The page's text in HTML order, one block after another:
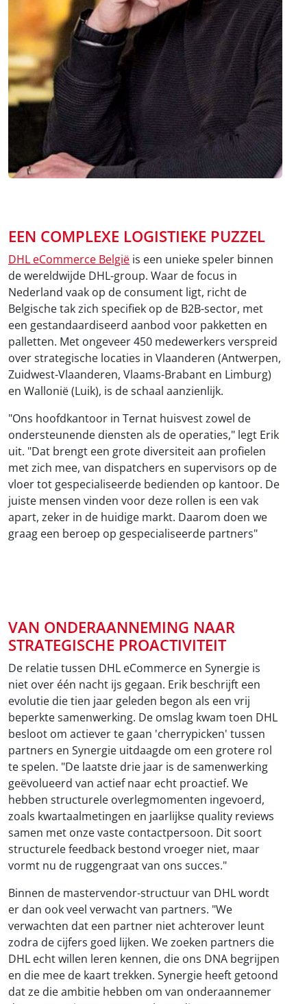
EEN COMPLEXE LOGISTIEKE PUZZEL
DHL eCommerce België is een unieke speler binnen
de wereldwijde DHL-group. Waar de focus in
Nederland vaak op de consument ligt, richt de
Belgische tak zich specifiek op de B2B-sector, met
een gestandaardiseerd aanbod voor pakketten en
palletten. Met ongeveer 450 medewerkers verspreid
over strategische locaties in Vlaanderen (Antwerpen,
Zuidwest-Vlaanderen, Vlaams-Brabant en Limburg)
en Wallonië (Luik), is de schaal aanzienlijk.
"Ons hoofdkantoor in Ternat huisvest zowel de
ondersteunende diensten als de operaties," legt Erik
uit. "Dat brengt een grote diversiteit aan profielen
met zich mee, van dispatchers en supervisors op de
vloer tot gespecialiseerde bedienden op kantoor. De
juiste mensen vinden voor deze rollen is een vak
apart, zeker in de huidige markt. Daarom doen we
graag een beroep op gespecialiseerde partners"
VAN ONDERAANNEMING NAAR
STRATEGISCHE PROACTIVITEIT
De relatie tussen DHL eCommerce en Synergie is
niet over één nacht ijs gegaan. Erik beschrijft een
evolutie die tien jaar geleden begon als een vrij
beperkte samenwerking. De omslag kwam toen DHL
besloot om actiever te gaan 'cherrypicken' tussen
partners en Synergie uitdaagde om een grotere rol
te spelen. "De laatste drie jaar is de samenwerking
geëvolueerd van actief naar echt proactief. We
hebben structurele overlegmomenten ingevoerd,
zoals kwartaalmetingen en jaarlijkse quality reviews
samen met onze vaste contactpersoon. Dit soort
structurele feedback bestond vroeger niet, maar
vormt nu de ruggengraat van ons succes."
Binnen de mastervendor-structuur van DHL wordt
er dan ook veel verwacht van partners. "We
verwachten dat een partner niet achterover leunt
zodra de cijfers goed lijken. We zoeken partners die
DHL echt willen leren kennen, die ons DNA begrijpen
en die mee de kaart trekken. Synergie heeft getoond
dat ze die ambitie hebben om van onderaannemer